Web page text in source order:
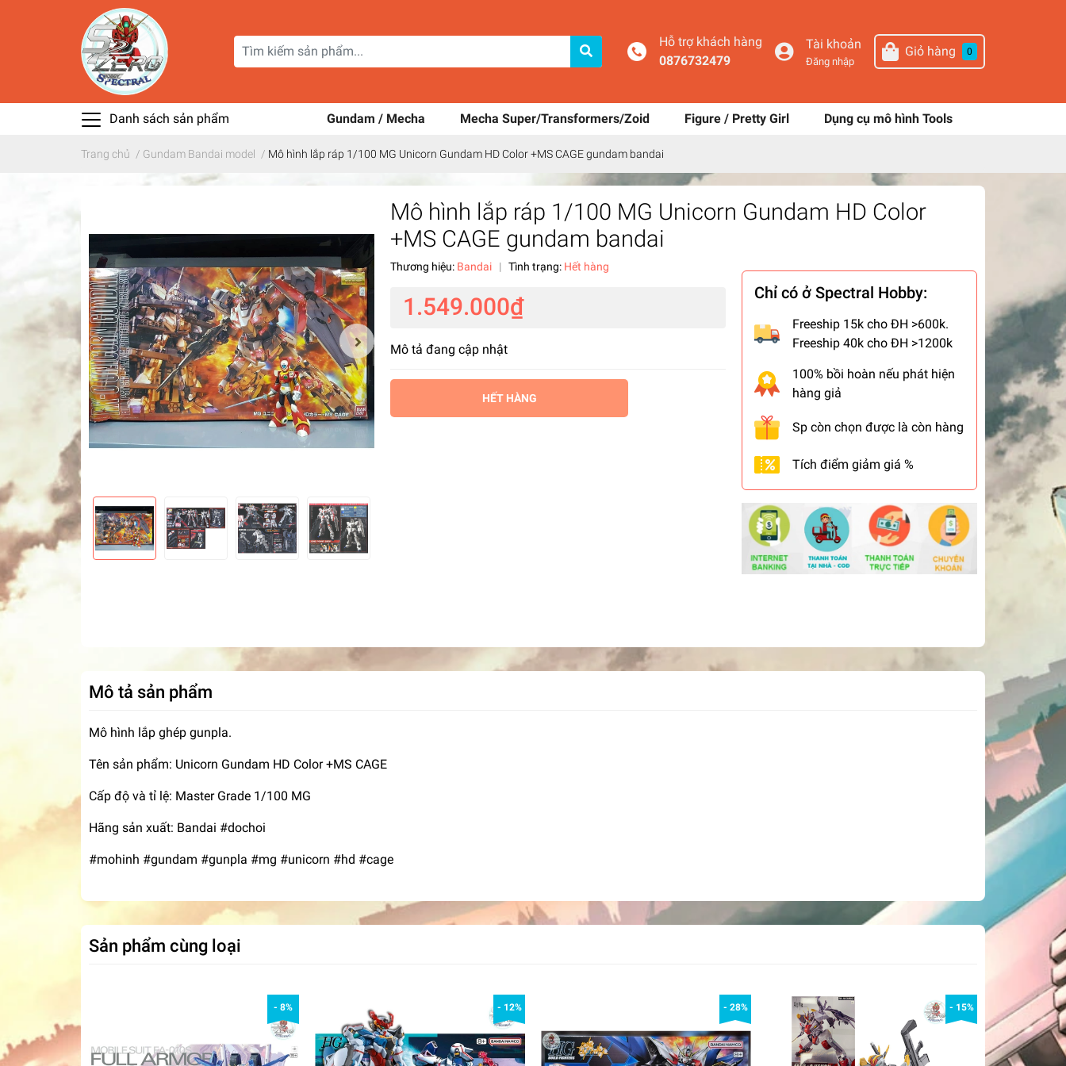
Hỗ trợ khách hàng
0876732479
Tài khoản
Đăng nhập
Giỏ hàng 0
Danh sách sản phẩm Gundam / Mecha Mecha Super/Transformers/Zoid Figure / Pretty Girl Dụng cụ mô hình Tools
Trang chủ / Gundam Bandai model / Mô hình lắp ráp 1/100 MG Unicorn Gundam HD Color +MS CAGE gundam bandai
Mô hình lắp ráp 1/100 MG Unicorn Gundam HD Color
+MS CAGE gundam bandai
Thương hiệu: Bandai | Tình trạng: Hết hàng
1.549.000₫
Mô tả đang cập nhật
HẾT HÀNG
Chỉ có ở Spectral Hobby:
Freeship 15k cho ĐH >600k.
Freeship 40k cho ĐH >1200k
100% bồi hoàn nếu phát hiện
hàng giả
Sp còn chọn được là còn hàng
Tích điểm giảm giá %
Mô tả sản phẩm
Mô hình lắp ghép gunpla.
Tên sản phẩm: Unicorn Gundam HD Color +MS CAGE
Cấp độ và tỉ lệ: Master Grade 1/100 MG
Hãng sản xuất: Bandai #dochoi
#mohinh #gundam #gunpla #mg #unicorn #hd #cage
Sản phẩm cùng loại
- 8% - 12% - 28% - 15%